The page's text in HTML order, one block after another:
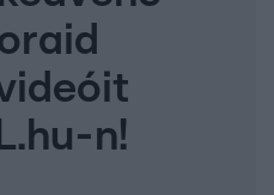
n!